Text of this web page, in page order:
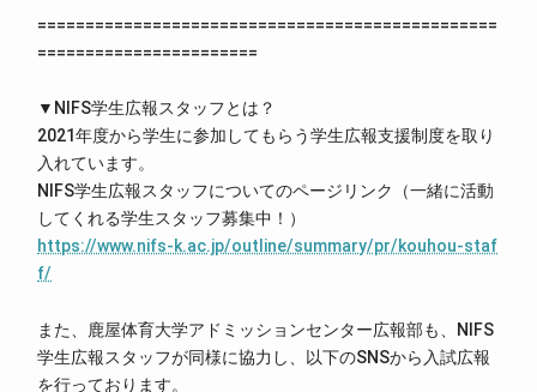
================================================
=======================
▼NIFS学生広報スタッフとは？
2021年度から学生に参加してもらう学生広報支援制度を取り
入れています。
NIFS学生広報スタッフについてのページリンク（一緒に活動
してくれる学生スタッフ募集中！）
https://www.nifs-k.ac.jp/outline/summary/pr/kouhou-staf
f/
また、鹿屋体育大学アドミッションセンター広報部も、NIFS
学生広報スタッフが同様に協力し、以下のSNSから入試広報
を行っております。